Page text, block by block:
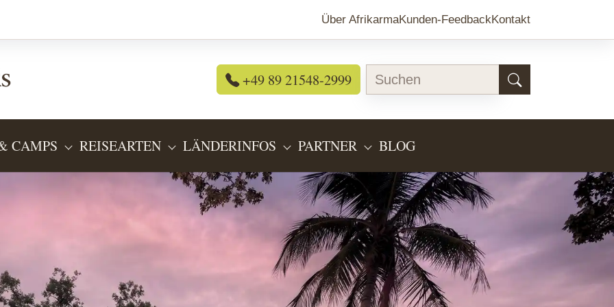
Über AfrikarmaKunden-FeedbackKontakt
+49 89 21548-2999
"REISEANGEBOTE"
CAMPS SUBMENU FOR "LODGES & CAMPS"
REISEARTEN SUBMENU FOR "REISEARTEN"
LÄNDERINFOS SUBMENU FOR "LÄNDERINFOS"
PARTNER SUBMENU FOR "PARTNER"
BLOG